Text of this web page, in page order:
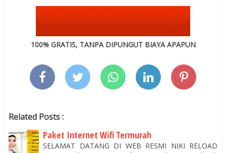
100% GRATIS, TANPA DIPUNGUT BIAYA APAPUN
Related Posts :
Paket Internet Wifi Termurah
SELAMAT DATANG DI WEB RESMI NIKI RELOAD